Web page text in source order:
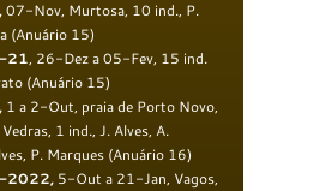
07-Nov, Murtosa, 10 ind., P.
(Anuário 15)
21, 26-Dez a 05-Fev, 15 ind.
(Anuário 15)
1 a 2-Out, praia de Porto Novo,
1 ind., J. Alves, A.
P. Marques (Anuário 16)
2022, 5-Out a 21-Jan, Vagos,